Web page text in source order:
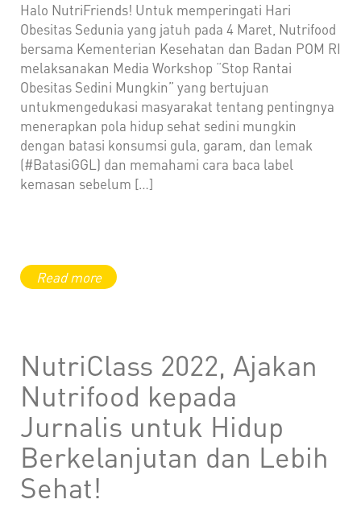
Halo NutriFriends! Untuk memperingati Hari
Obesitas Sedunia yang jatuh pada 4 Maret, Nutrifood
bersama Kementerian Kesehatan dan Badan POM RI
melaksanakan Media Workshop “Stop Rantai
Obesitas Sedini Mungkin” yang bertujuan
untukmengedukasi masyarakat tentang pentingnya
menerapkan pola hidup sehat sedini mungkin
dengan batasi konsumsi gula, garam, dan lemak
(#BatasiGGL) dan memahami cara baca label
kemasan sebelum […]
NutriClass 2022, Ajakan
Nutrifood kepada
Jurnalis untuk Hidup
Berkelanjutan dan Lebih
Sehat!